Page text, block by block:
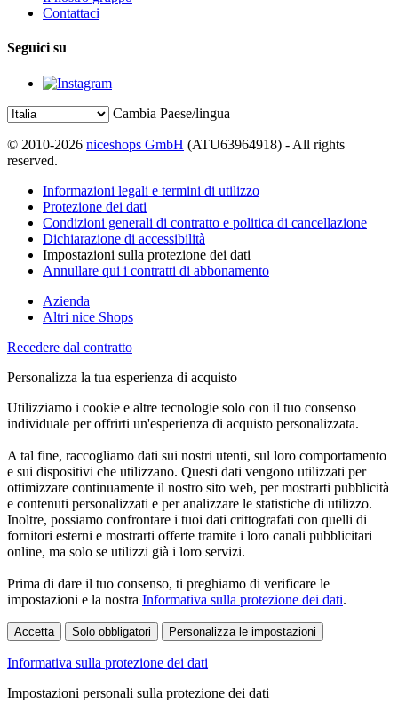
Contattaci
Seguici su
Cambia Paese/lingua
© 2010-2026 niceshops GmbH (ATU63964918) - All rights
reserved.
Informazioni legali e termini di utilizzo
Protezione dei dati
Condizioni generali di contratto e politica di cancellazione
Dichiarazione di accessibilità
Impostazioni sulla protezione dei dati
Annullare qui i contratti di abbonamento
Azienda
Altri nice Shops
Recedere dal contratto
Personalizza la tua esperienza di acquisto
Utilizziamo i cookie e altre tecnologie solo con il tuo consenso
individuale per offrirti un'esperienza di acquisto personalizzata.
A tal fine, raccogliamo dati sui nostri utenti, sul loro comportamento
e sui dispositivi che utilizzano. Questi dati vengono utilizzati per
ottimizzare continuamente il nostro sito web, per mostrarti pubblicità
e contenuti personalizzati e per analizzare le statistiche di utilizzo.
Inoltre, possiamo confrontare i tuoi dati crittografati con quelli di
fornitori esterni e mostrarti offerte tramite i loro canali pubblicitari
online, ma solo se utilizzi già i loro servizi.
Prima di dare il tuo consenso, ti preghiamo di verificare le
impostazioni e la nostra Informativa sulla protezione dei dati.
Accetta Solo obbligatori Personalizza le impostazioni
Informativa sulla protezione dei dati
Impostazioni personali sulla protezione dei dati